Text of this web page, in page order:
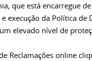
que está encarregue
execução da Política de
elevado nível de
Reclamações online